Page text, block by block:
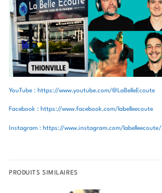
YouTube : https://www.youtube.com/@LaBelleEcoute
Facebook : https://www.facebook.com/labelleecoute
Instagram : https://www.instagram.com/labelleecoute/
PRODUITS SIMILAIRES